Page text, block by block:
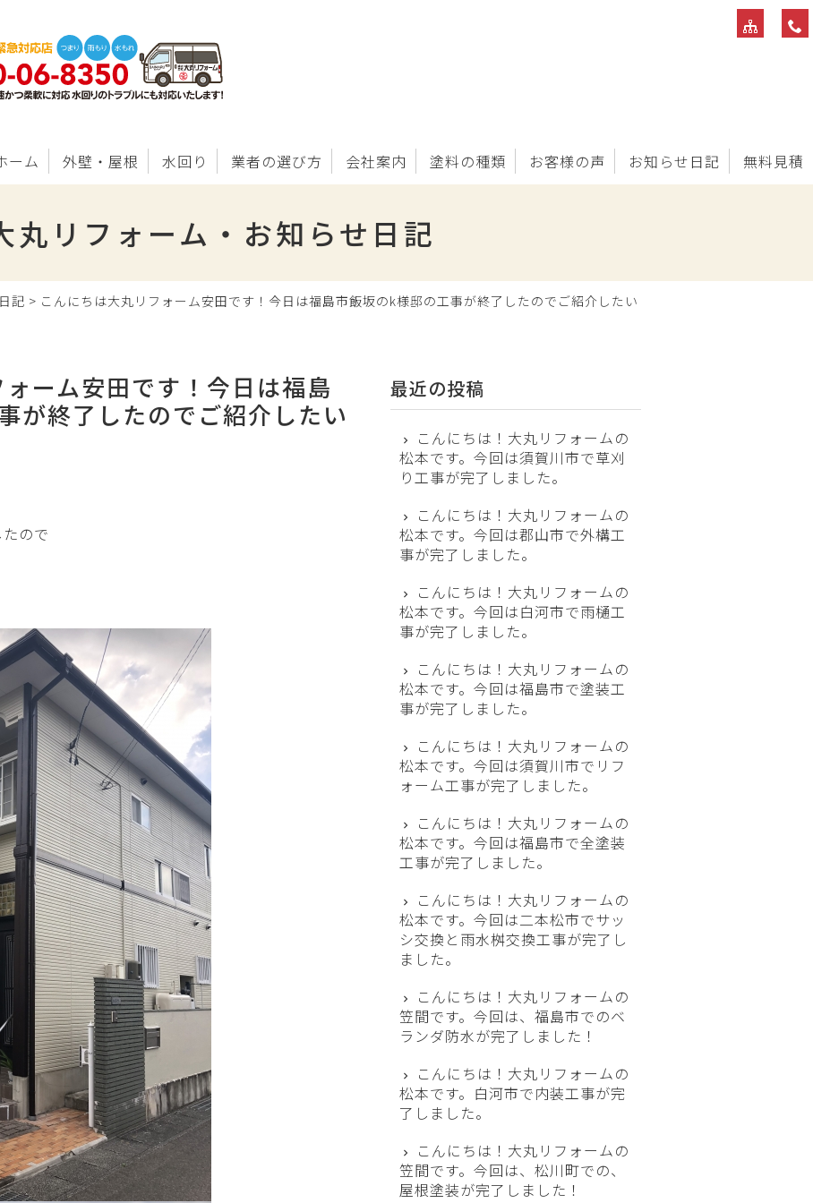
ーム 外壁・屋根 水回り 業者の選び方 会社案内 塗料の種類 お客様の声 お知らせ日記 無料見積
丸リフォーム・お知らせ日記
記 > こんにちは大丸リフォーム安田です！今日は福島市飯坂のk様邸の工事が終了したのでご紹介したい
ーム安田です！今日は福島
が終了したのでご紹介したい
ので
最近の投稿
こんにちは！大丸リフォームの
松本です。今回は須賀川市で草刈
り工事が完了しました。
こんにちは！大丸リフォームの
松本です。今回は郡山市で外構工
事が完了しました。
こんにちは！大丸リフォームの
松本です。今回は白河市で雨樋工
事が完了しました。
こんにちは！大丸リフォームの
松本です。今回は福島市で塗装工
事が完了しました。
こんにちは！大丸リフォームの
松本です。今回は須賀川市でリフ
ォーム工事が完了しました。
こんにちは！大丸リフォームの
松本です。今回は福島市で全塗装
工事が完了しました。
こんにちは！大丸リフォームの
松本です。今回は二本松市でサッ
シ交換と雨水桝交換工事が完了し
ました。
こんにちは！大丸リフォームの
笠間です。今回は、福島市でのベ
ランダ防水が完了しました！
こんにちは！大丸リフォームの
松本です。白河市で内装工事が完
了しました。
こんにちは！大丸リフォームの
笠間です。今回は、松川町での、
屋根塗装が完了しました！